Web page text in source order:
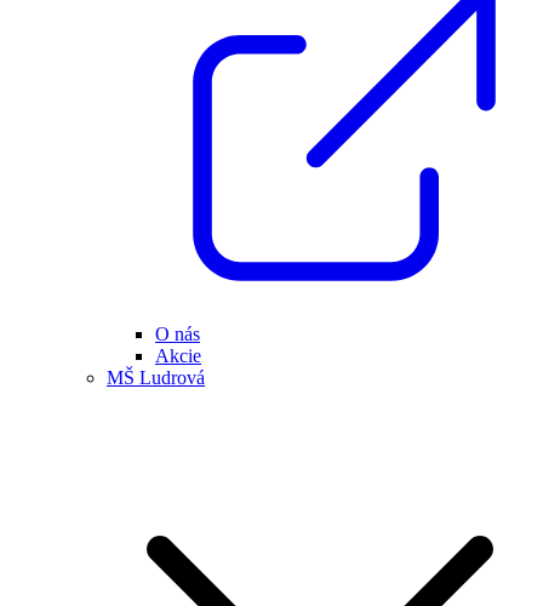
O nás
Akcie
MŠ Ludrová